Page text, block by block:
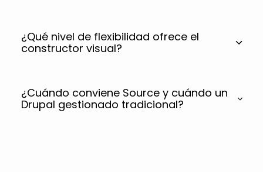
¿Qué nivel de flexibilidad ofrece el
constructor visual?
¿Cuándo conviene Source y cuándo un
Drupal gestionado tradicional?